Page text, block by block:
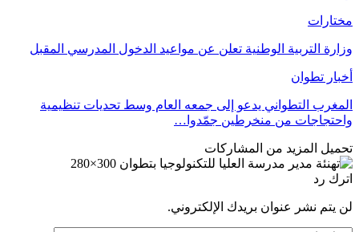
مختارات
وزارة التربية الوطنية تعلن عن مواعيد الدخول المدرسي المقبل
أخبار تطوان
المغرب التطواني يدعو إلى جمعه العام وسط تحديات تنظيمية
واحتجاجات من منخرطين جمّدوا…
تحميل المزيد من المشاركات
اترك رد
لن يتم نشر عنوان بريدك الإلكتروني.